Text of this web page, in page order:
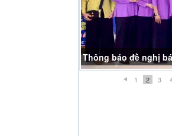
Thông báo đề nghị
1 2 3